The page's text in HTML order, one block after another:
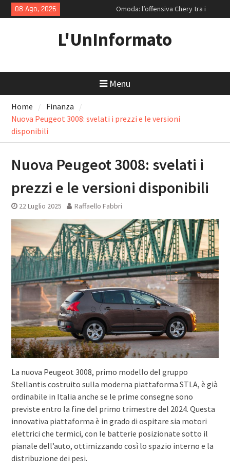
Skip
to
08 Ago, 2026
Omoda: l’offensiva Chery tra i
mecha per la Generazione Z e le
Strategie di rendimento: Enel e la
tra salotto minimalista e sconti
da discount
L'UnInformato
Menu
Home
Finanza
Nuova Peugeot 3008: svelati i prezzi e le versioni
disponibili
Nuova Peugeot 3008: svelati i
prezzi e le versioni disponibili
22 Luglio 2025 Raffaello Fabbri
La nuova Peugeot 3008, primo modello del gruppo
Stellantis costruito sulla moderna piattaforma STLA, è già
ordinabile in Italia anche se le prime consegne sono
previste entro la fine del primo trimestre del 2024. Questa
innovativa piattaforma è in grado di ospitare sia motori
elettrici che termici, con le batterie posizionate sotto il
pianale dell’auto, ottimizzando così lo spazio interno e la
distribuzione dei pesi.